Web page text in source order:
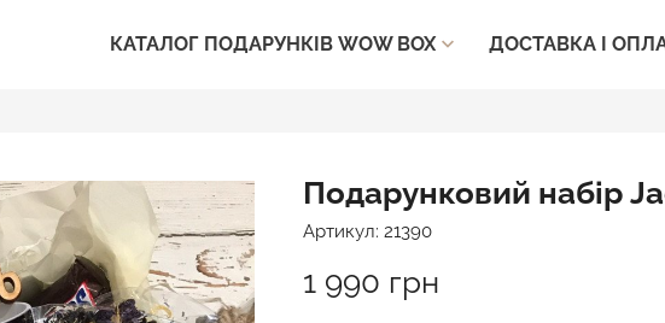
КАТАЛОГ ПОДАРУНКІВ WOW BOX  ДОСТАВКА І
Подарунковий набір
Артикул: 21390
1 990 грн